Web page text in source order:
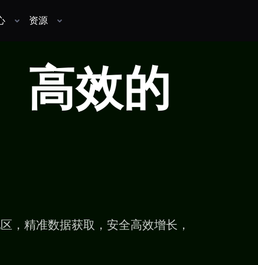
资源
高效的
，精准数据获取，安全高效增长，